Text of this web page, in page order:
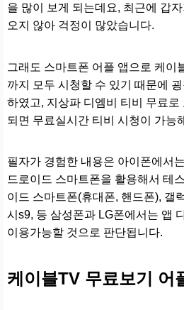
을 많이 보게 되는데요, 최근에 갑
오지 않아 걱정이 많았습니다.
그래도 스마트폰 어플 앱으로 케이
까지 모두 시청할 수 있기 때문에
하였고, 지상파 디엠비 티비 무료로
되면 무료실시간 티비 시청이 가능
필자가 경험한 내용은 아이폰에서
드로이드 스마트폰을 활용해서 테
이드 스마트폰(휴대폰, 핸드폰), 갤
시s9, 등 삼성폰과 LG폰에서는 앱
이용가능할 것으로 판단됩니다.
케이블TV 무료보기 어